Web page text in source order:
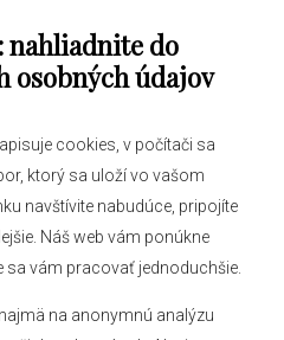
nahliadnite do
osobných údajov
cookies, v počítači sa
ktorý sa uloží vo vašom
navštívite nabudúce, pripojíte
Náš web vám ponúkne
sa vám pracovať jednoduchšie.
na anonymnú analýzu